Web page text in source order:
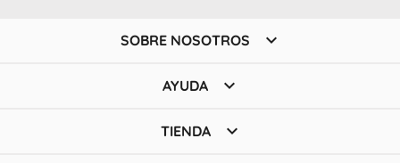
SOBRE NOSOTROS 
AYUDA 
TIENDA 